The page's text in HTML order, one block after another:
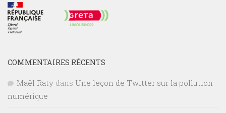
COMMENTAIRES RÉCENTS
Maël Raty dans Une leçon de Twitter sur la pollution
numérique